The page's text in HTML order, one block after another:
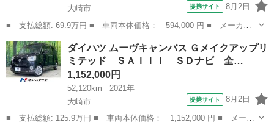
大崎市
提携サイト 8月2日
■ 支払総額: 69.9万円 ■ 車両本体価格： 594,000 円 ■ メーカー
名： ダイハツ ■ 車種名： ミライース ■ グレード名： Ｌ Ｓ
Ａ ＳＤナビ 衝突軽減装置 コーナーセンサー アイドリングスト
ップ エアコ...
宮城 大崎市 ミライース
ダイハツ ムーヴキャンバス Ｇメイクアップリ
ミテッド ＳＡＩＩＩ ＳＤナビ 全…
1,152,000円
52,120km
2021年
大崎市
提携サイト 8月2日
■ 支払総額: 125.9万円 ■ 車両本体価格： 1,152,000 円 ■ メーカ